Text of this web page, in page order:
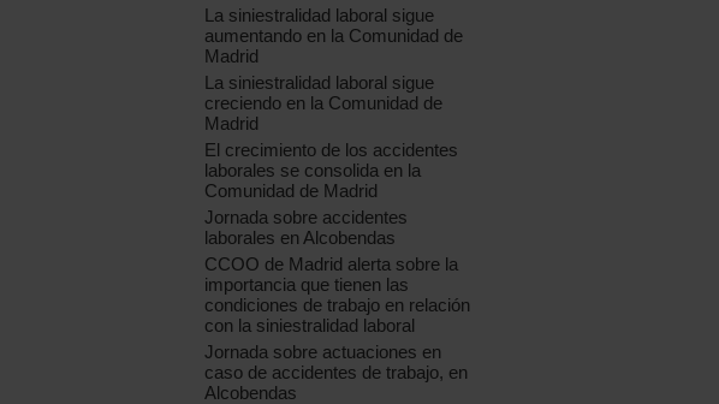
La siniestralidad laboral sigue
aumentando en la Comunidad de
Madrid
La siniestralidad laboral sigue
creciendo en la Comunidad de
Madrid
El crecimiento de los accidentes
laborales se consolida en la
Comunidad de Madrid
Jornada sobre accidentes
laborales en Alcobendas
CCOO de Madrid alerta sobre la
importancia que tienen las
condiciones de trabajo en relación
con la siniestralidad laboral
Jornada sobre actuaciones en
caso de accidentes de trabajo, en
Alcobendas